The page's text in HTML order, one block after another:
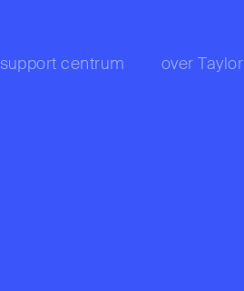
support centrum over Taylor